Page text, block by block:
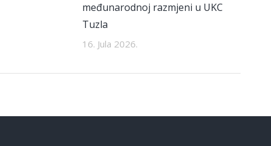
međunarodnoj razmjeni u UKC
Tuzla
16. Jula 2026.